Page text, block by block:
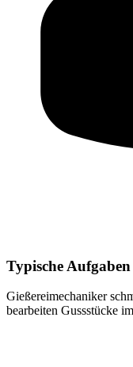
Typische Aufgaben
Gießereimechaniker
bearbeiten Gussstücke